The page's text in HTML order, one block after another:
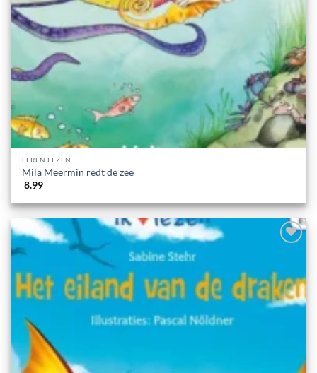
LEREN LEZEN
Mila Meermin redt de zee
8.99